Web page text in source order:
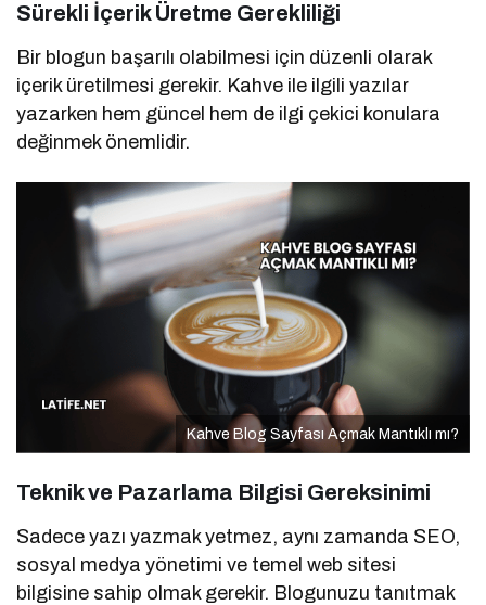
Sürekli İçerik Üretme Gerekliliği
Bir blogun başarılı olabilmesi için düzenli olarak
içerik üretilmesi gerekir. Kahve ile ilgili yazılar
yazarken hem güncel hem de ilgi çekici konulara
değinmek önemlidir.
Kahve Blog Sayfası Açmak Mantıklı mı?
Teknik ve Pazarlama Bilgisi Gereksinimi
Sadece yazı yazmak yetmez, aynı zamanda SEO,
sosyal medya yönetimi ve temel web sitesi
bilgisine sahip olmak gerekir. Blogunuzu tanıtmak